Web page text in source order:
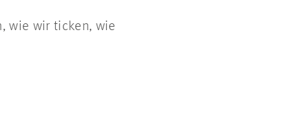
wie wir ticken, wie